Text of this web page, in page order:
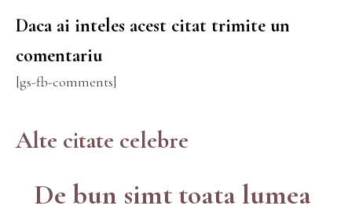
Daca ai inteles acest citat trimite un
comentariu
[gs-fb-comments]
Alte citate celebre
De bun simt toata lumea